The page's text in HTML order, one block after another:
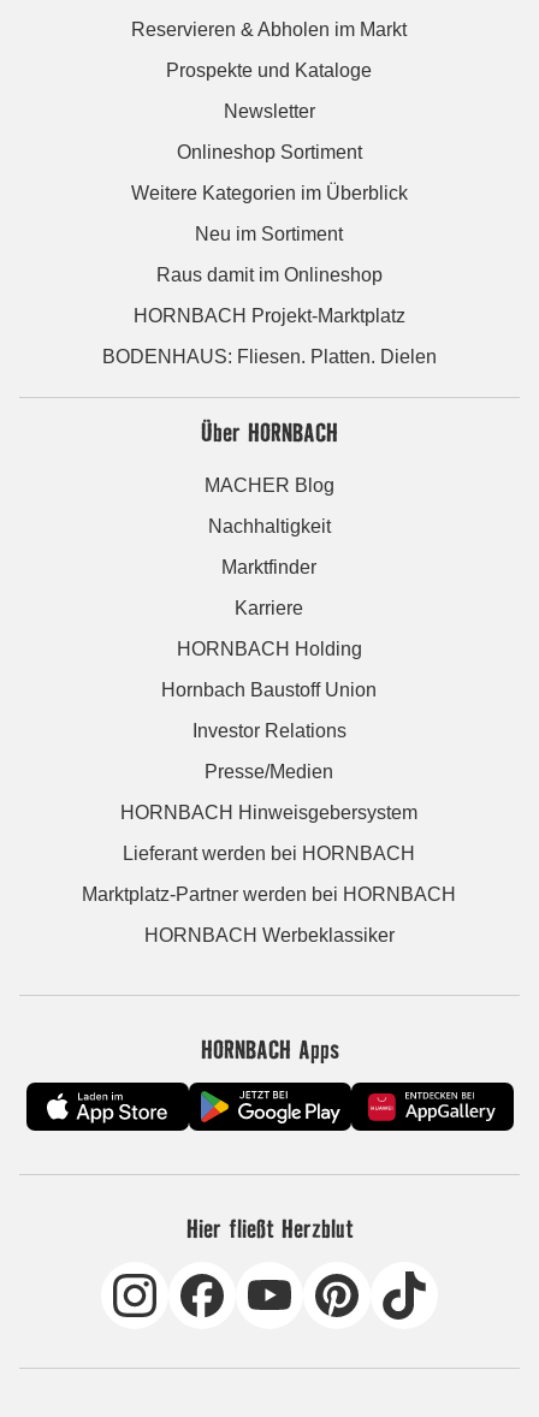
Reservieren & Abholen im Markt
Prospekte und Kataloge
Newsletter
Onlineshop Sortiment
Weitere Kategorien im Überblick
Neu im Sortiment
Raus damit im Onlineshop
HORNBACH Projekt-Marktplatz
BODENHAUS: Fliesen. Platten. Dielen
Über HORNBACH
MACHER Blog
Nachhaltigkeit
Marktfinder
Karriere
HORNBACH Holding
Hornbach Baustoff Union
Investor Relations
Presse/Medien
HORNBACH Hinweisgebersystem
Lieferant werden bei HORNBACH
Marktplatz-Partner werden bei HORNBACH
HORNBACH Werbeklassiker
HORNBACH Apps
Hier fließt Herzblut